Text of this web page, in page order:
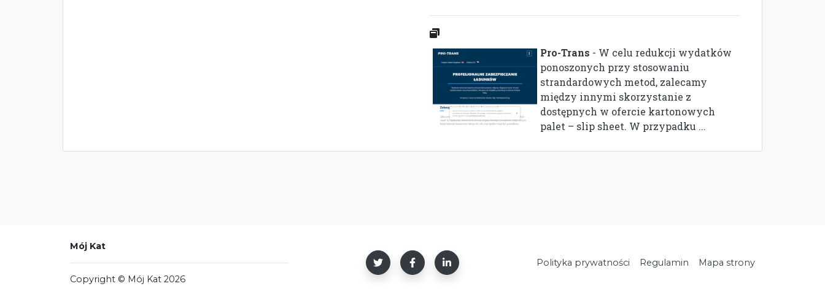
Pro-Trans - W celu redukcji wydatków
ponoszonych przy stosowaniu
strandardowych metod, zalecamy
między innymi skorzystanie z
dostępnych w ofercie kartonowych
palet – slip sheet. W przypadku ...
Mój Kat
Copyright © Mój Kat 2026
Polityka prywatności Regulamin Mapa strony